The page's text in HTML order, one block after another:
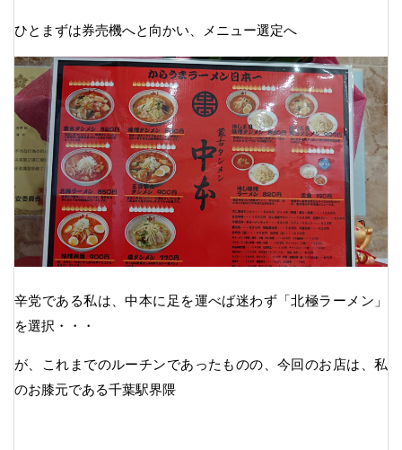
ひとまずは券売機へと向かい、メニュー選定へ
辛党である私は、中本に足を運べば迷わず「北極ラーメン」
を選択・・・
が、これまでのルーチンであったものの、今回のお店は、私
のお膝元である千葉駅界隈